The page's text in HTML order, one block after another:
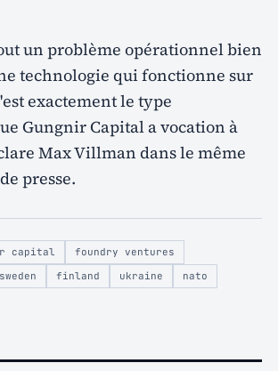
un problème opérationnel bien
technologie qui fonctionne sur
exactement le type
Gungnir Capital a vocation à
Max Villman dans le même
presse.
capital
foundry ventures
sweden finland ukraine nato